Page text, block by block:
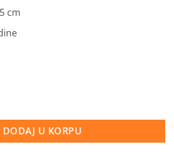
cm
pila EKS 2000/35 količina
DODAJ U KORPU